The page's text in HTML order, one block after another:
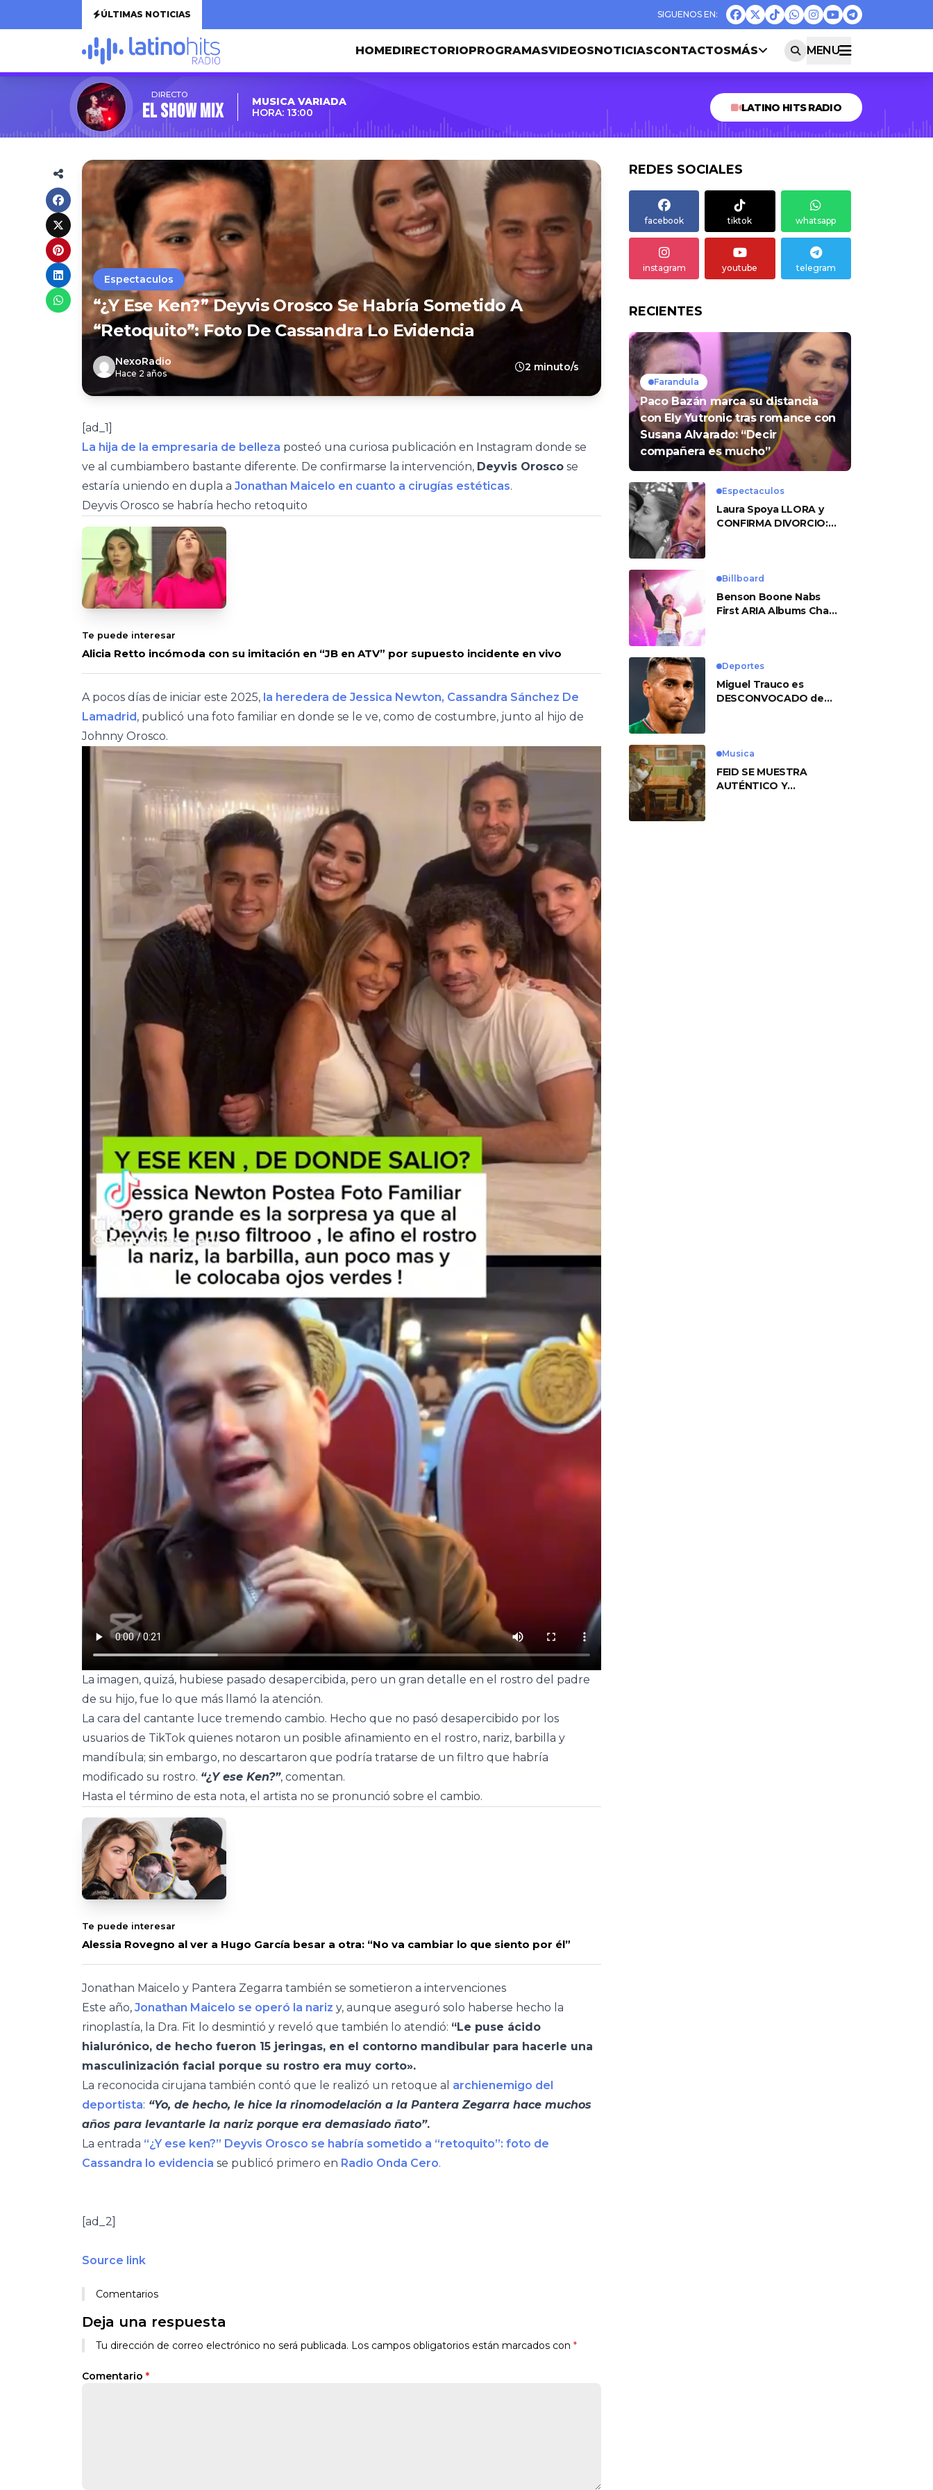
ÚLTIMAS NOTICIAS
HOMEDIRECTORIOPROGRAMASVIDEOSNOTICIASCONTACTOSMÁS MENU
DIRECTO
EL SHOW MIX
MUSICA VARIADA
HORA: 13:00
LATINO HITS RADIO
Espectaculos
“¿Y Ese Ken?” Deyvis Orosco Se Habría Sometido A
“retoquito”: Foto De Cassandra Lo Evidencia
NexoRadio
Hace 2 años
2 minuto/s
[ad_1]
La hija de la empresaria de belleza posteó una curiosa publicación en Instagram donde se
ve al cumbiambero bastante diferente. De confirmarse la intervención, Deyvis Orosco se
estaría uniendo en dupla a Jonathan Maicelo en cuanto a cirugías estéticas.
Deyvis Orosco se habría hecho retoquito
Te puede interesar
Alicia Retto incómoda con su imitación en “JB en ATV” por supuesto incidente en vivo
A pocos días de iniciar este 2025, la heredera de Jessica Newton, Cassandra Sánchez De
Lamadrid, publicó una foto familiar en donde se le ve, como de costumbre, junto al hijo de
Johnny Orosco.
La imagen, quizá, hubiese pasado desapercibida, pero un gran detalle en el rostro del padre
de su hijo, fue lo que más llamó la atención.
La cara del cantante luce tremendo cambio. Hecho que no pasó desapercibido por los
usuarios de TikTok quienes notaron un posible afinamiento en el rostro, nariz, barbilla y
mandíbula; sin embargo, no descartaron que podría tratarse de un filtro que habría
modificado su rostro. “¿Y ese Ken?”, comentan.
Hasta el término de esta nota, el artista no se pronunció sobre el cambio.
Te puede interesar
Alessia Rovegno al ver a Hugo García besar a otra: “No va cambiar lo que siento por él”
Jonathan Maicelo y Pantera Zegarra también se sometieron a intervenciones
Este año, Jonathan Maicelo se operó la nariz y, aunque aseguró solo haberse hecho la
rinoplastía, la Dra. Fit lo desmintió y reveló que también lo atendió: “Le puse ácido
hialurónico, de hecho fueron 15 jeringas, en el contorno mandibular para hacerle una
masculinización facial porque su rostro era muy corto».
La reconocida cirujana también contó que le realizó un retoque al archienemigo del
deportista: “Yo, de hecho, le hice la rinomodelación a la Pantera Zegarra hace muchos
años para levantarle la nariz porque era demasiado ñato”.
La entrada “¿Y ese ken?” Deyvis Orosco se habría sometido a “retoquito”: foto de
Cassandra lo evidencia se publicó primero en Radio Onda Cero.
[ad_2]
Source link
Comentarios
Deja una respuesta
Tu dirección de correo electrónico no será publicada. Los campos obligatorios están marcados con *
Comentario *
REDES SOCIALES
facebook tiktok whatsapp
instagram youtube telegram
RECIENTES
Farandula
Paco Bazán marca su distancia
con Ely Yutronic tras romance con
Susana Alvarado: “Decir
compañera es mucho”
Espectaculos
Laura Spoya LLORA y
CONFIRMA DIVORCIO:
Billboard
Benson Boone Nabs
First ARIA Albums Chart
Deportes
Miguel Trauco es
DESCONVOCADO de
Musica
FEID SE MUESTRA
AUTÉNTICO Y